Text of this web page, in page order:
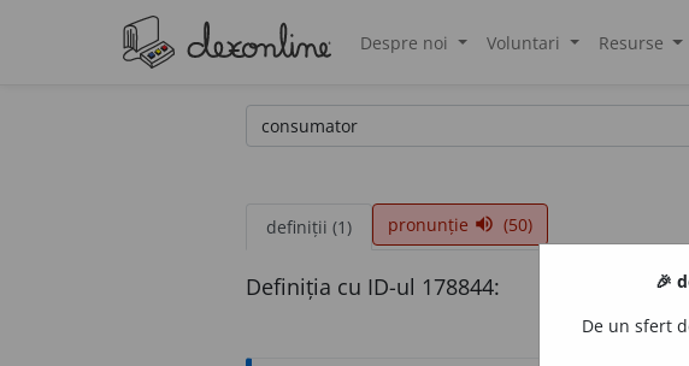
Despre noi Voluntari Resurse
definiții (1) pronunție volume_up (50)
Definiția cu ID-ul 178844: 🎉
De un sfert